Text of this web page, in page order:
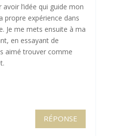
l’idée qui guide mon
propre expérience dans
Je me mets ensuite à ma
en essayant de
aimé trouver comme
RÉPONSE